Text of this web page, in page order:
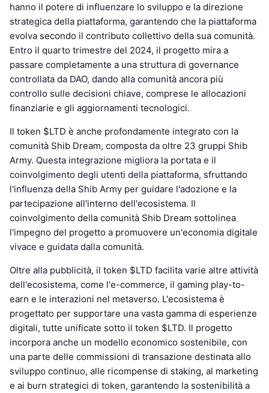
hanno il potere di influenzare lo sviluppo e la direzione
strategica della piattaforma, garantendo che la piattaforma
evolva secondo il contributo collettivo della sua comunità.
Entro il quarto trimestre del 2024, il progetto mira a
passare completamente a una struttura di governance
controllata da DAO, dando alla comunità ancora più
controllo sulle decisioni chiave, comprese le allocazioni
finanziarie e gli aggiornamenti tecnologici.
Il token $LTD è anche profondamente integrato con la
comunità Shib Dream, composta da oltre 23 gruppi Shib
Army. Questa integrazione migliora la portata e il
coinvolgimento degli utenti della piattaforma, sfruttando
l'influenza della Shib Army per guidare l'adozione e la
partecipazione all'interno dell'ecosistema. Il
coinvolgimento della comunità Shib Dream sottolinea
l'impegno del progetto a promuovere un'economia digitale
vivace e guidata dalla comunità.
Oltre alla pubblicità, il token $LTD facilita varie altre attività
dell'ecosistema, come l'e-commerce, il gaming play-to-
earn e le interazioni nel metaverso. L'ecosistema è
progettato per supportare una vasta gamma di esperienze
digitali, tutte unificate sotto il token $LTD. Il progetto
incorpora anche un modello economico sostenibile, con
una parte delle commissioni di transazione destinata allo
sviluppo continuo, alle ricompense di staking, al marketing
e ai burn strategici di token, garantendo la sostenibilità a